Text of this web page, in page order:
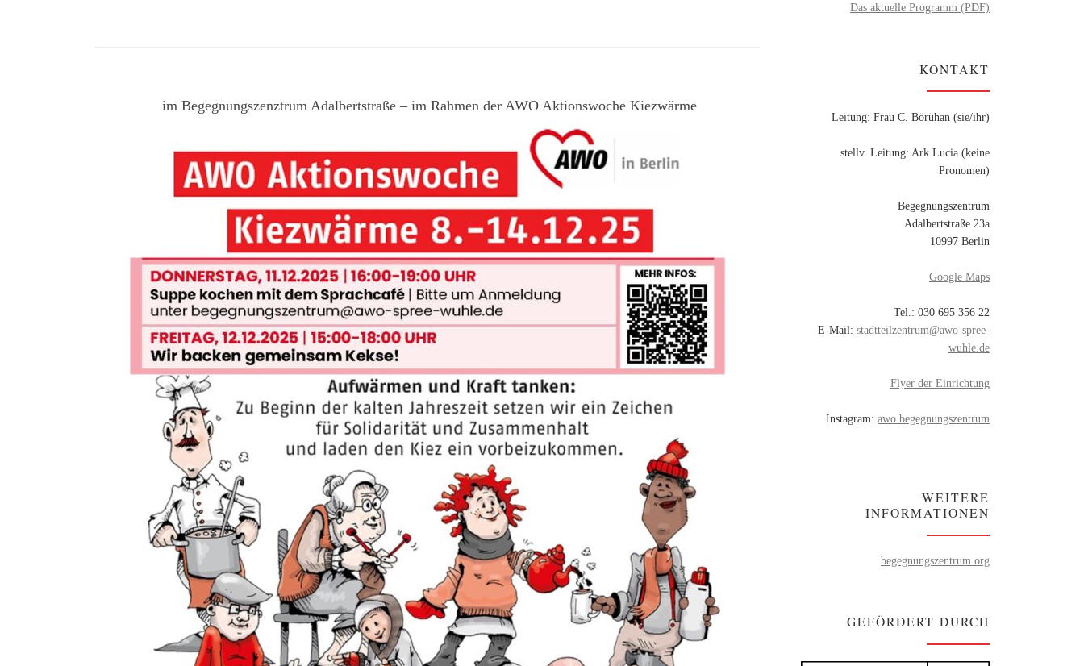
im Begegnungszenztrum Adalbertstraße – im Rahmen der AWO Aktionswoche Kiezwärme
Das aktuelle Programm (PDF)
KONTAKT
Leitung: Frau C. Börühan (sie/ihr)
stellv. Leitung: Ark Lucia (keine
Pronomen)
Begegnungszentrum
Adalbertstraße 23a
10997 Berlin
Google Maps
Tel.: 030 695 356 22
E-Mail: stadtteilzentrum@awo-spree-
wuhle.de
Flyer der Einrichtung
Instagram: awo.begegnungszentrum
WEITERE
INFORMATIONEN
begegnungszentrum.org
GEFÖRDERT DURCH